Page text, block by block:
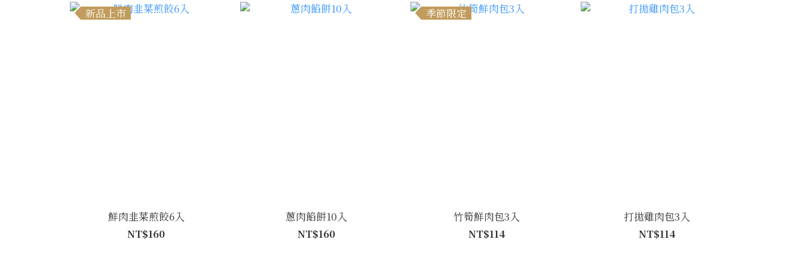
新品上市
鮮肉韭菜煎餃6入
NT$160
蔥肉餡餅10入
NT$160
季節限定
竹筍鮮肉包3入
NT$114
打拋雞肉包3入
NT$114